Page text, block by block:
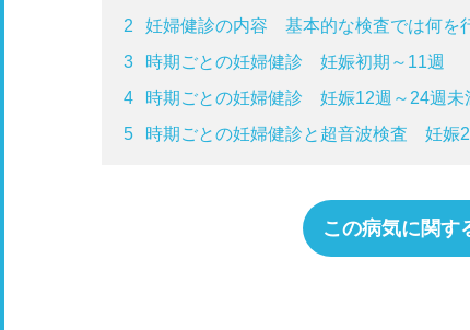
2
妊婦健診の内容 基本的な検査では何を
3
時期ごとの妊婦健診 妊娠初期～11週
4
時期ごとの妊婦健診 妊娠12週～24週未
5
時期ごとの妊婦健診と超音波検査 妊娠
この病気に関す